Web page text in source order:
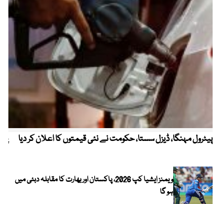
پیٹرول مہنگا، ڈیزل سستا، حکومت نے نئی قیمتوں کا اعلان کر دیا
ویمنز ایشیا کپ 2026، پاکستان اور بھارت کا مقابلہ دبئی میں
ہو گا